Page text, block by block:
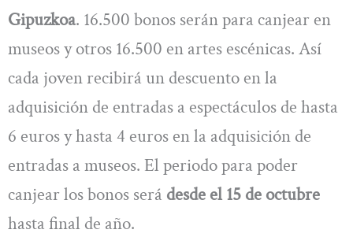
Gipuzkoa. 16.500 bonos serán para canjear en
museos y otros 16.500 en artes escénicas. Así
cada joven recibirá un descuento en la
adquisición de entradas a espectáculos de hasta
6 euros y hasta 4 euros en la adquisición de
entradas a museos. El periodo para poder
canjear los bonos será desde el 15 de octubre
hasta final de año.